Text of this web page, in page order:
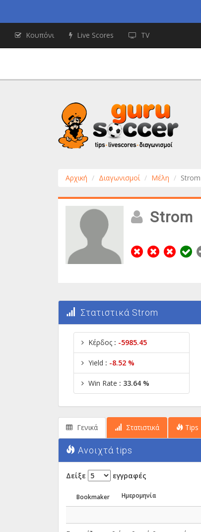
Αρχική Διαγωνισμοί Μέλη Strom
Strom
Στατιστικά Strom
Κέρδος : -5985.45
Yield : -8.52 %
Win Rate : 33.64 %
Γενικά Στατιστικά Tips
Ανοιχτά tips
Δείξε εγγραφές
Bookmaker Ημερομηνία
Κουπόνι Live Scores TV